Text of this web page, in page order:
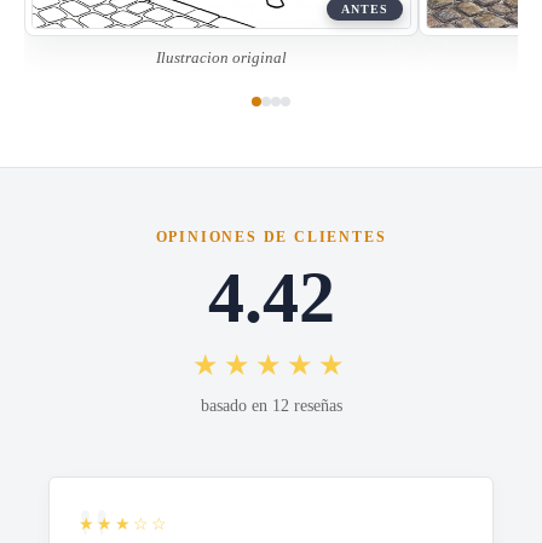
ANTES
Ilustracion original
OPINIONES DE CLIENTES
4.42
★★★★★
basado en 12 reseñas
★★★☆☆